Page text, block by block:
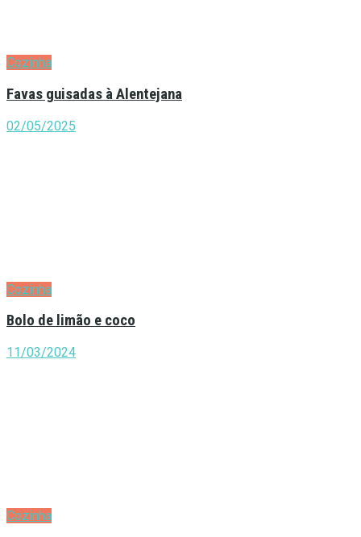
Cozinha
Favas guisadas à Alentejana
02/05/2025
Cozinha
Bolo de limão e coco
11/03/2024
Cozinha